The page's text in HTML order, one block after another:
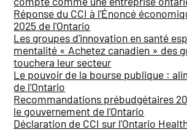
Réponse du CCI à l'Énoncé
2025 de l'Ontario
Les groupes d'innovation en santé
mentalité « Achetez canadien » des
touchera leur secteur
Le pouvoir de la bourse publique :
de l'Ontario
Recommandations prébudgétaires
le gouvernement de l'Ontario
Déclaration de CCI sur l'Ontario